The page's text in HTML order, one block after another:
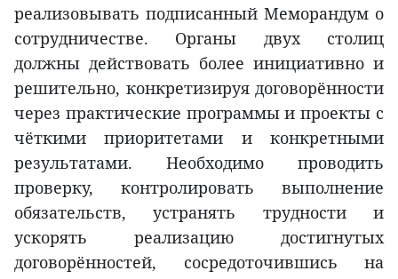
реализовывать подписанный Меморандум о
сотрудничестве. Органы двух столиц
должны действовать более инициативно и
решительно, конкретизируя договорённости
через практические программы и проекты с
чёткими приоритетами и конкретными
результатами. Необходимо проводить
проверку, контролировать выполнение
обязательств, устранять трудности и
ускорять реализацию достигнутых
договорённостей, сосредоточившись на